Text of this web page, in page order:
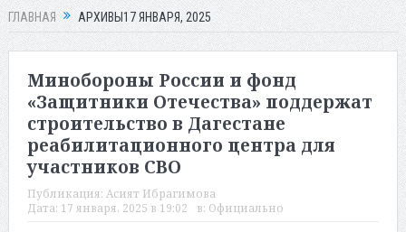
ГЛАВНАЯ АРХИВЫ17 ЯНВАРЯ, 2025
Минобороны России и фонд
«Защитники Отечества» поддержат
строительство в Дагестане
реабилитационного центра для
участников СВО
Публикация: Асият Ибрагимова
Дата: 17 января, 2025 в 19:02 в: Официально